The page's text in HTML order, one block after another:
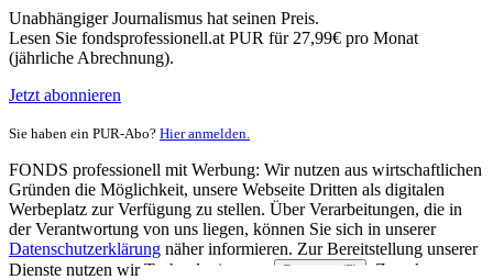
Unabhängiger Journalismus hat seinen Preis.
Lesen Sie fondsprofessionell.at PUR für 27,99€ pro Monat
(jährliche Abrechnung).
Jetzt abonnieren
Sie haben ein PUR-Abo? Hier anmelden.
FONDS professionell mit Werbung: Wir nutzen aus wirtschaftlichen
Gründen die Möglichkeit, unsere Webseite Dritten als digitalen
Werbeplatz zur Verfügung zu stellen. Über Verarbeitungen, die in
der Verantwortung von uns liegen, können Sie sich in unserer
Datenschutzerklärung näher informieren. Zur Bereitstellung unserer
Dienste nutzen wir Technologien von
Partnern (5)
. Zwecke: